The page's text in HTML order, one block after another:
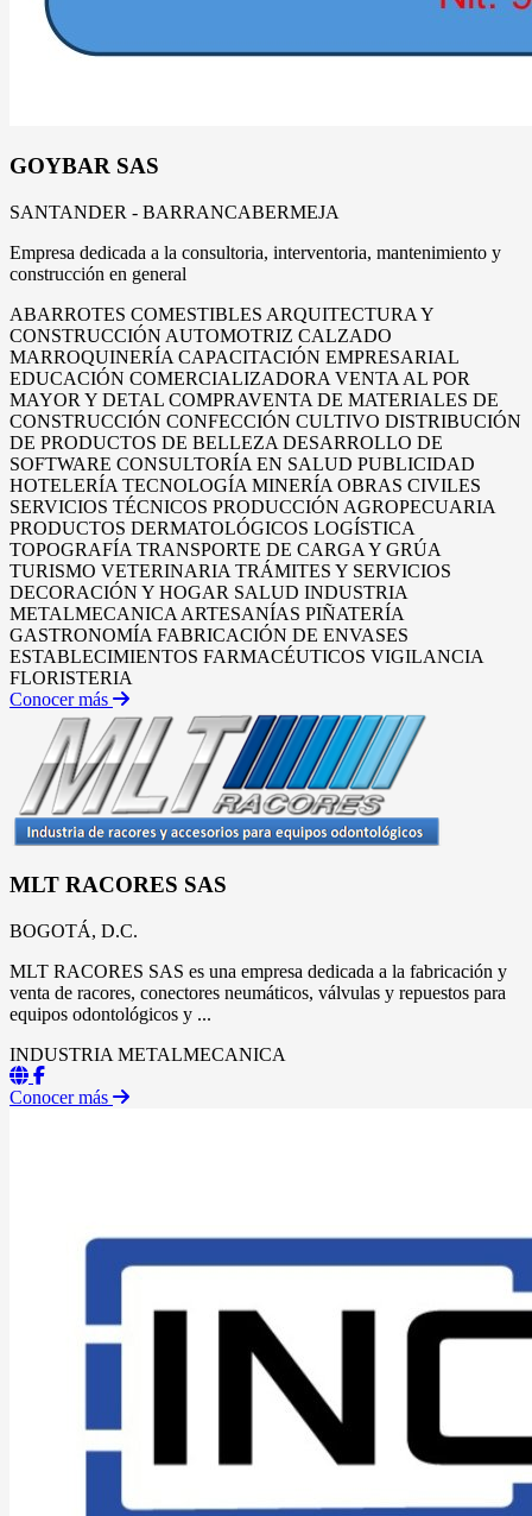
GOYBAR SAS
SANTANDER - BARRANCABERMEJA
Empresa dedicada a la consultoria, interventoria, mantenimiento y
construcción en general
ABARROTES COMESTIBLES ARQUITECTURA Y
CONSTRUCCIÓN AUTOMOTRIZ CALZADO
MARROQUINERÍA CAPACITACIÓN EMPRESARIAL
EDUCACIÓN COMERCIALIZADORA VENTA AL POR
MAYOR Y DETAL COMPRAVENTA DE MATERIALES DE
CONSTRUCCIÓN CONFECCIÓN CULTIVO DISTRIBUCIÓN
DE PRODUCTOS DE BELLEZA DESARROLLO DE
SOFTWARE CONSULTORÍA EN SALUD PUBLICIDAD
HOTELERÍA TECNOLOGÍA MINERÍA OBRAS CIVILES
SERVICIOS TÉCNICOS PRODUCCIÓN AGROPECUARIA
PRODUCTOS DERMATOLÓGICOS LOGÍSTICA
TOPOGRAFÍA TRANSPORTE DE CARGA Y GRÚA
TURISMO VETERINARIA TRÁMITES Y SERVICIOS
DECORACIÓN Y HOGAR SALUD INDUSTRIA
METALMECANICA ARTESANÍAS PIÑATERÍA
GASTRONOMÍA FABRICACIÓN DE ENVASES
ESTABLECIMIENTOS FARMACÉUTICOS VIGILANCIA
FLORISTERIA
Conocer más
MLT RACORES SAS
BOGOTÁ, D.C.
MLT RACORES SAS es una empresa dedicada a la fabricación y
venta de racores, conectores neumáticos, válvulas y repuestos para
equipos odontológicos y ...
INDUSTRIA METALMECANICA
Conocer más